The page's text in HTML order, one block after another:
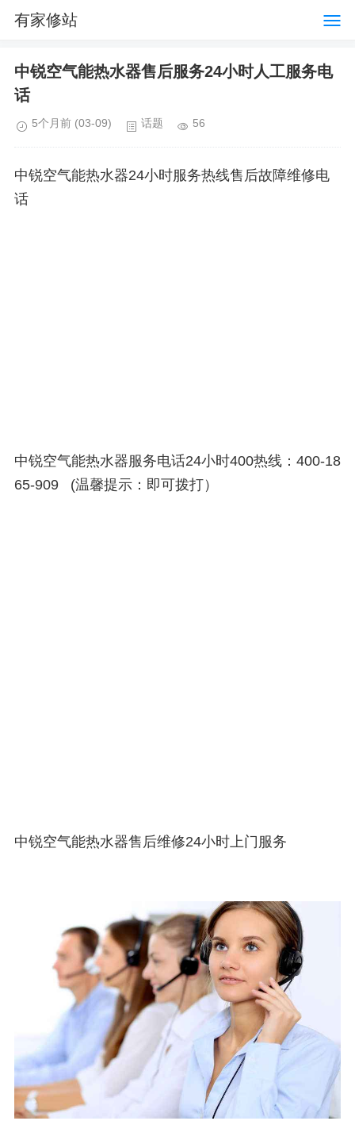
有家修站
中锐空气能热水器售后服务24小时人工服务电
话
5个月前 (03-09) 话题 56
中锐空气能热水器24小时服务热线售后故障维修电
话
中锐空气能热水器服务电话24小时400热线：400-18
65-909 (温馨提示：即可拨打）
中锐空气能热水器售后维修24小时上门服务